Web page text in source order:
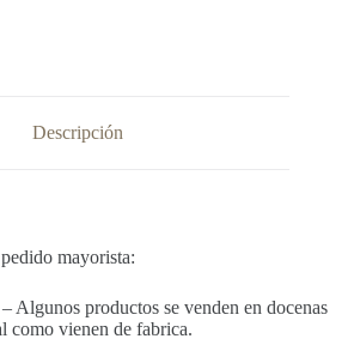
Descripción
mayorista:
productos se venden en docenas
como vienen de fabrica.